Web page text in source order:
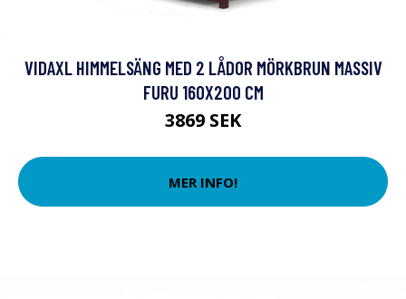
VIDAXL HIMMELSÄNG MED 2 LÅDOR MÖRKBRUN MASSIV
FURU 160X200 CM
3869 SEK
MER INFO!